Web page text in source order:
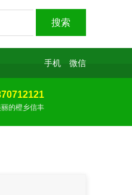
手机 微信
的橙乡信丰